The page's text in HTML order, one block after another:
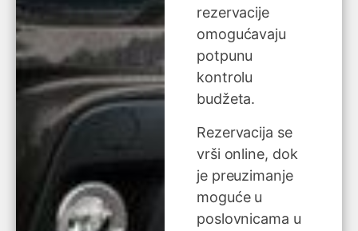
rezervacije
omogućavaju
potpunu
kontrolu
budžeta.
Rezervacija se
vrši online, dok
je preuzimanje
moguće u
poslovnicama u